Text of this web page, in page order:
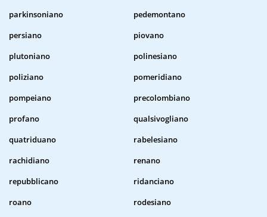
parkinsoniano
pedemontano
persiano
piovano
plutoniano
polinesiano
poliziano
pomeridiano
pompeiano
precolombiano
profano
qualsivogliano
quatriduano
rabelesiano
rachidiano
renano
repubblicano
ridanciano
roano
rodesiano